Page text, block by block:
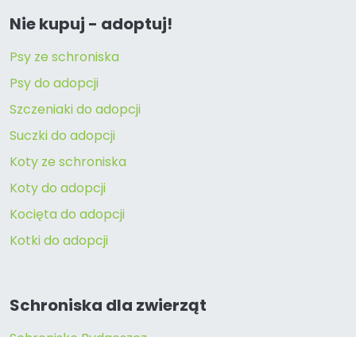
Nie kupuj - adoptuj!
Psy ze schroniska
Psy do adopcji
Szczeniaki do adopcji
Suczki do adopcji
Koty ze schroniska
Koty do adopcji
Kocięta do adopcji
Kotki do adopcji
Schroniska dla zwierząt